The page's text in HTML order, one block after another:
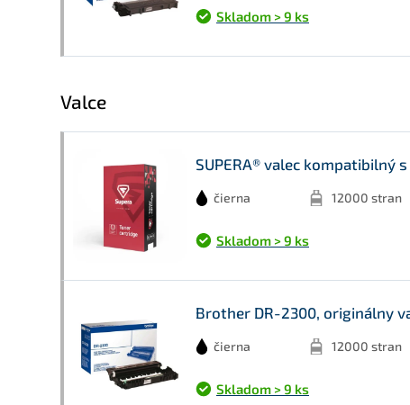
Skladom > 9 ks
Valce
SUPERA® valec kompatibilný
čierna 12000 stran
Skladom > 9 ks
Brother DR-2300, originálny
čierna 12000 stran
Skladom > 9 ks